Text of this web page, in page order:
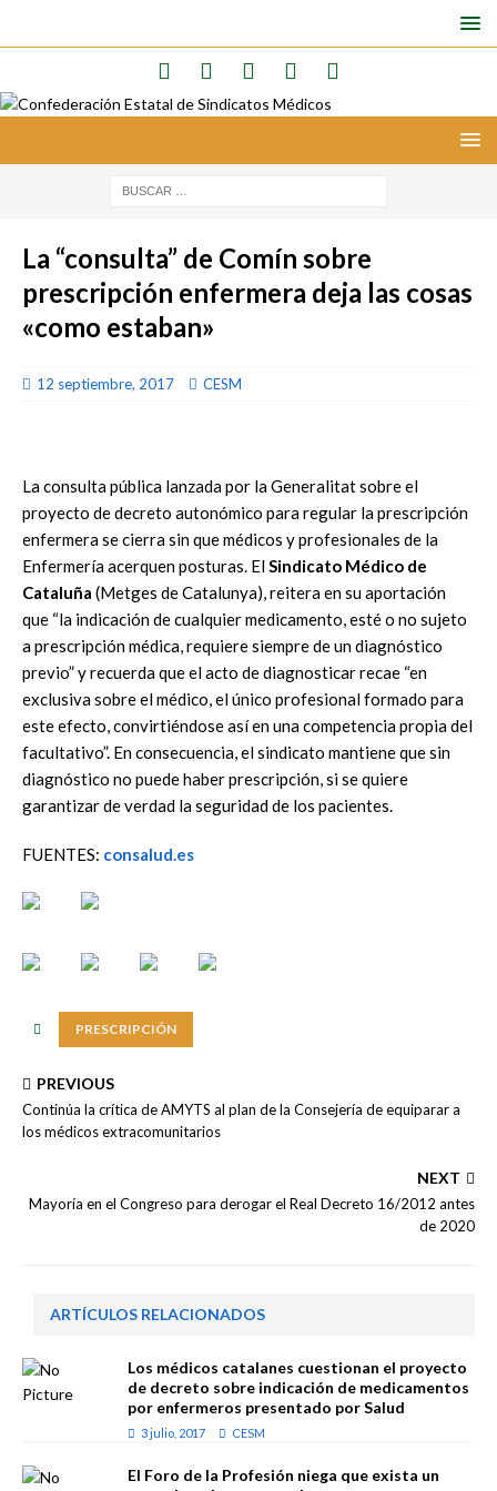
La “consulta” de Comín sobre
prescripción enfermera deja las cosas
«como estaban»
12 septiembre, 2017 CESM
La consulta pública lanzada por la Generalitat sobre el
proyecto de decreto autonómico para regular la prescripción
enfermera se cierra sin que médicos y profesionales de la
Enfermería acerquen posturas. ElSindicato Médico de
Cataluña (Metges de Catalunya), reitera en su aportación
que “la indicación de cualquier medicamento, esté o no sujeto
a prescripción médica, requiere siempre de un diagnóstico
previo” y recuerda que el acto de diagnosticar recae “en
exclusiva sobre el médico, el único profesional formado para
este efecto, convirtiéndose así en una competencia propia del
facultativo”. En consecuencia, el sindicato mantiene que sin
diagnóstico no puede haber prescripción, si se quiere
garantizar de verdad la seguridad de los pacientes.
FUENTES: consalud.es
PRESCRIPCIÓN
PREVIOUS
Continúa la crítica de AMYTS al plan de la Consejería de equiparar a
los médicos extracomunitarios
NEXT
Mayoría en el Congreso para derogar el Real Decreto 16/2012 antes
de 2020
ARTÍCULOS RELACIONADOS
Los médicos catalanes cuestionan el proyecto
de decreto sobre indicación de medicamentos
por enfermeros presentado por Salud
3 julio, 2017 CESM
El Foro de la Profesión niega que exista un